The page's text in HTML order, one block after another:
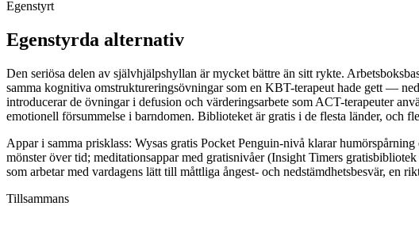
Egenstyrt
Egenstyrda alternativ
Den seriösa delen av självhjälpshyllan är mycket bättre än sitt rykte.
samma kognitiva omstruktureringsövningar som en KBT-terapeut hade gett —
introducerar de övningar i defusion och värderingsarbete som ACT-terapeuter
emotionell försummelse i barndomen. Biblioteket är gratis i de flesta länder, och
Appar i samma prisklass: Wysas gratis Pocket Penguin-nivå klarar
mönster över tid; meditationsappar med gratisnivåer (Insight Timers
som arbetar med vardagens lätt till måttliga ångest- och nedstämdhetsbesvär,
Tillsammans